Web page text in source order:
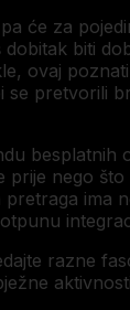
će za
dobitak biti
ovaj
besplatnih
nego
ima
razne